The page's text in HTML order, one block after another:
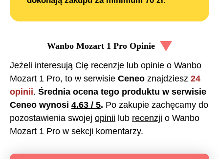
Wanbo Mozart 1 Pro Opinie
Jeżeli interesują Cię recenzje lub opinie o Wanbo
Mozart 1 Pro, to w serwisie Ceneo znajdziesz 24
opinii. Średnia ocena tego produktu w serwisie
Ceneo wynosi 4.63 / 5. Po zakupie zachęcamy do
pozostawienia swojej opinii lub recenzji o Wanbo
Mozart 1 Pro w sekcji komentarzy.